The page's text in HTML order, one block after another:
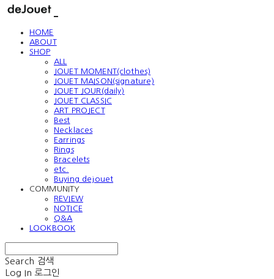
HOME
ABOUT
SHOP
ALL
JOUET MOMENT(clothes)
JOUET MAISON(signature)
JOUET JOUR(daily)
JOUET CLASSIC
ART PROJECT
Best
Necklaces
Earrings
Rings
Bracelets
etc.
Buying dejouet
COMMUNITY
REVIEW
NOTICE
Q&A
LOOKBOOK
Search 검색
Log In 로그인